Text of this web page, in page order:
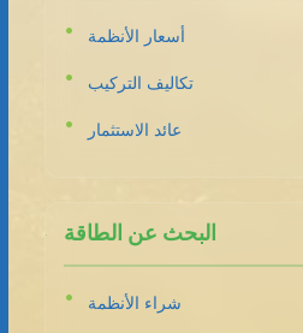
أسعار الأنظمة
تكاليف التركيب
عائد الاستثمار
البحث عن الطاقة
شراء الأنظمة